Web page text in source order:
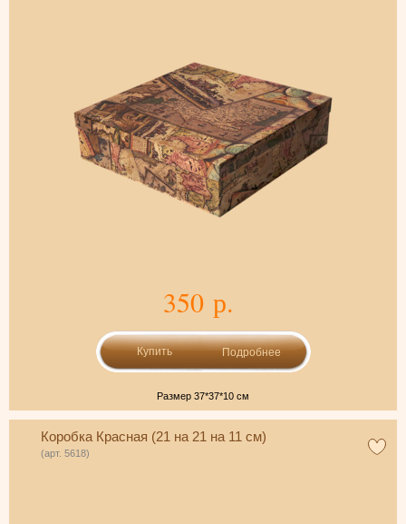
350 р.
Подробнее
Размер 37*37*10 см
Коробка Красная (21 на 21 на 11 см)
(арт. 5618)